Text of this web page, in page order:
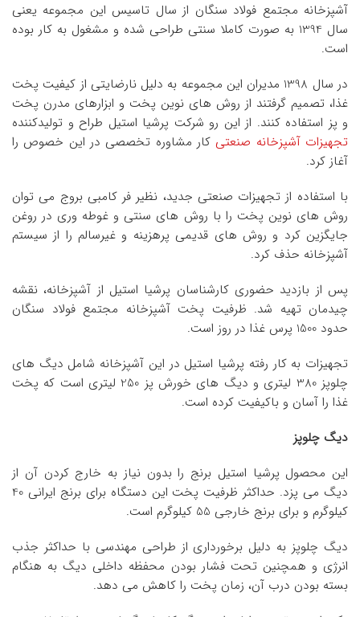
آشپزخانه مجتمع فولاد سنگان از سال تاسیس این مجموعه یعنی
سال 1394 به صورت کاملا سنتی طراحی شده و مشغول به کار بوده
است.
در سال 1398 مدیران این مجموعه به دلیل نارضایتی از کیفیت پخت
غذا، تصمیم گرفتند از روش های نوین پخت و ابزارهای مدرن پخت
و پز استفاده کنند. از این رو شرکت پرشیا استیل طراح و تولیدکننده
تجهیزات آشپزخانه صنعتی کار مشاوره تخصصی در این خصوص را
آغاز کرد.
با استفاده از تجهیزات صنعتی جدید، نظیر فر کامبی بروج می توان
روش های نوین پخت را با روش های سنتی و غوطه وری در روغن
جایگزین کرد و روش های قدیمی پرهزینه و غیرسالم را از سیستم
آشپزخانه حذف کرد.
پس از بازدید حضوری کارشناسان پرشیا استیل از آشپزخانه، نقشه
چیدمان تهیه شد. ظرفیت پخت آشپزخانه مجتمع فولاد سنگان
حدود 1500 پرس غذا در روز است.
تجهیزات به کار رفته پرشیا استیل در این آشپزخانه شامل دیگ های
چلوپز 380 لیتری و دیگ های خورش پز 250 لیتری است که پخت
غذا را آسان و باکیفیت کرده است.
دیگ چلوپز
این محصول پرشیا استیل برنج را بدون نیاز به خارج کردن آن از
دیگ می پزد. حداکثر ظرفیت پخت این دستگاه برای برنج ایرانی 40
کیلوگرم و برای برنج خارجی 55 کیلوگرم است.
دیگ چلوپز به دلیل برخورداری از طراحی مهندسی با حداکثر جذب
انرژی و همچنین تحت فشار بودن محفظه داخلی دیگ به هنگام
بسته بودن درب آن، زمان پخت را کاهش می دهد.